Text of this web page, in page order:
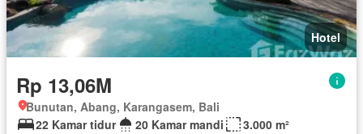
Hotel
Rp 13,06M
Bunutan, Abang, Karangasem, Bali
22 Kamar tidur
20 Kamar mandi
3.000 m²